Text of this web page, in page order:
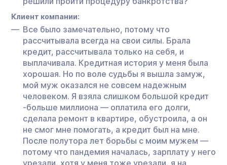
Клиент компании:
Все было замечательно, потому что
рассчитывала всегда на свои силы. Брала
кредит, рассчитывала только на себя, и
выплачивала. Кредитная история у меня была
хорошая. Но по воле судьбы я вышла замуж,
мой муж оказался не совсем надежным
человеком. Я взяла слишком большой кредит
-больше миллиона — оплатила его долги,
сделала ремонт в квартире, обустроила, а он
не смог мне помогать, а кредит был на мне.
После полутора лет борьбы с моим мужем —
потому что пандемия началась, зарплату у него
урезали, хотя у меня тоже урезали, я на